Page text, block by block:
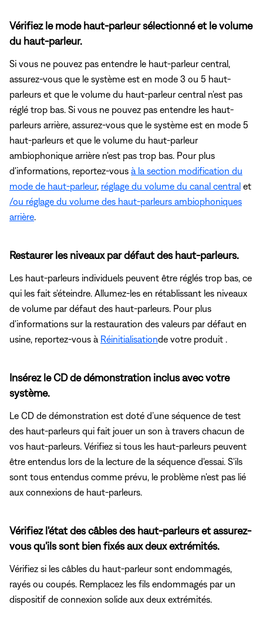
Vérifiez le mode haut-parleur sélectionné et le volume
du haut-parleur.
Si vous ne pouvez pas entendre le haut-parleur central,
assurez-vous que le système est en mode 3 ou 5 haut-
parleurs et que le volume du haut-parleur central n'est pas
réglé trop bas. Si vous ne pouvez pas entendre les haut-
parleurs arrière, assurez-vous que le système est en mode 5
haut-parleurs et que le volume du haut-parleur
ambiophonique arrière n'est pas trop bas. Pour plus
d'informations, reportez-vous à la section modification du
mode de haut-parleur, réglage du volume du canal central et
/ou réglage du volume des haut-parleurs ambiophoniques
arrière.
Restaurer les niveaux par défaut des haut-parleurs.
Les haut-parleurs individuels peuvent être réglés trop bas, ce
qui les fait s'éteindre. Allumez-les en rétablissant les niveaux
de volume par défaut des haut-parleurs. Pour plus
d'informations sur la restauration des valeurs par défaut en
usine, reportez-vous à Réinitialisationde votre produit .
Insérez le CD de démonstration inclus avec votre
système.
Le CD de démonstration est doté d’une séquence de test
des haut-parleurs qui fait jouer un son à travers chacun de
vos haut-parleurs. Vérifiez si tous les haut-parleurs peuvent
être entendus lors de la lecture de la séquence d'essai. S'ils
sont tous entendus comme prévu, le problème n'est pas lié
aux connexions de haut-parleurs.
Vérifiez l'état des câbles des haut-parleurs et assurez-
vous qu'ils sont bien fixés aux deux extrémités.
Vérifiez si les câbles du haut-parleur sont endommagés,
rayés ou coupés. Remplacez les fils endommagés par un
dispositif de connexion solide aux deux extrémités.